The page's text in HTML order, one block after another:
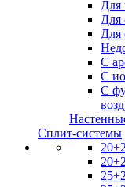
Для
Для
Для
С
С
С
Сплит-системы